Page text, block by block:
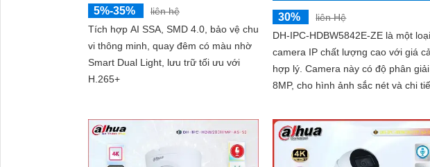
5%-35%
liên hệ
Tích hợp AI SSA, SMD 4.0, bảo vệ chu
vi thông minh, quay đêm có màu nhờ
Smart Dual Light, lưu trữ tối ưu với
H.265+
30%
liên Hệ
DH-IPC-HDBW5842E-ZE là một loại
camera IP chất lượng cao với giá
hợp lý. Camera này có độ phân giải
8MP, cho hình ảnh sắc nét và chi